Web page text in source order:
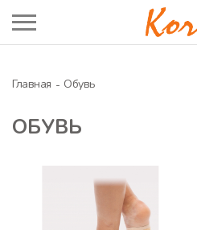
Главная Обувь
ОБУВЬ